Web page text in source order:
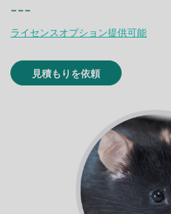
---
ライセンスオプション提供可能
見積もりを依頼